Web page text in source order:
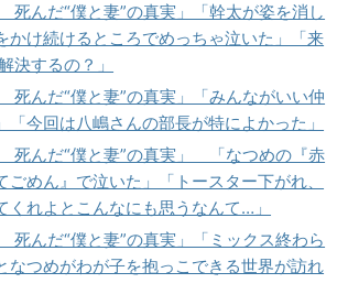
死んだ“僕と妻”の真実」「幹太が姿を消し
かけ続けるところでめっちゃ泣いた」「来
決するの？」
死んだ“僕と妻”の真実」「みんながいい仲
「今回は八嶋さんの部長が特によかった」
死んだ“僕と妻”の真実」 「なつめの『赤
ごめん』で泣いた」「トースター下がれ、
くれよとこんなにも思うなんて…」
死んだ“僕と妻”の真実」「ミックス終わら
なつめがわが子を抱っこできる世界が訪れ